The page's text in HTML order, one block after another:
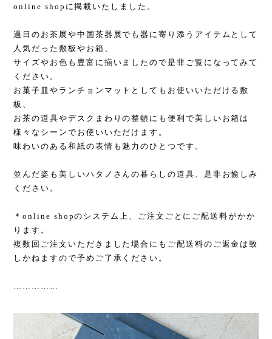
online shop に掲載いたしました。
過日のお茶展や中国茶器展でも器に寄り添うアイテムとして
人気だった敷板やお箱、
サイズやお色も豊富に揃いましたので是非ご覧になってみて
ください。
お菓子皿やランチョンマットとしてもお使いいただける敷
板、
お茶の道具やデスクまわりの整頓にも便利で美しいお箱は
様々なシーンでお使いいただけます。
味わいのある和紙の表情も魅力のひとつです。
並んだ姿も美しいハタノさんの暮らしの道具、是非お愉しみ
ください。
＊online shopのシステム上、ご注文ごとにご配送料がかか
ります。
複数回ご注文いただきました場合にもご配送料のご返金は致
しかねますので予めご了承ください。
……………